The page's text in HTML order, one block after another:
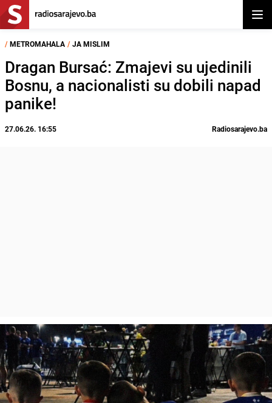
/ METROMAHALA / JA MISLIM
Dragan Bursać: Zmajevi su ujedinili
Bosnu, a nacionalisti su dobili napad
panike!
27.06.26. 16:55 Radiosarajevo.ba